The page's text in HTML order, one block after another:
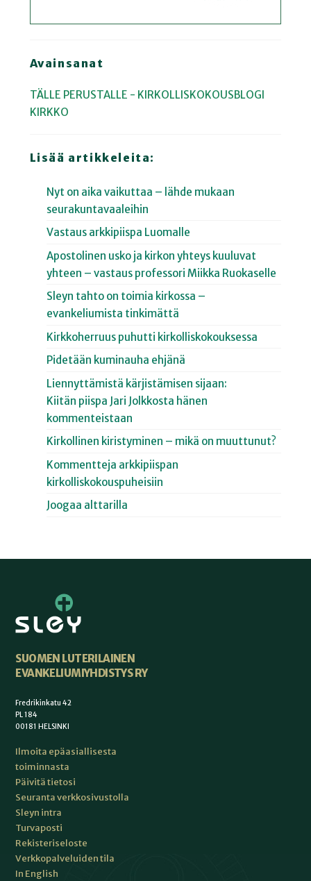
Avainsanat
TÄLLE PERUSTALLE - KIRKOLLISKOKOUSBLOGI
KIRKKO
Lisää artikkeleita:
Nyt on aika vaikuttaa – lähde mukaan
seurakuntavaaleihin
Vastaus arkkipiispa Luomalle
Apostolinen usko ja kirkon yhteys kuuluvat
yhteen – vastaus professori Miikka Ruokaselle
Sleyn tahto on toimia kirkossa –
evankeliumista tinkimättä
Kirkkoherruus puhutti kirkolliskokouksessa
Pidetään kuminauha ehjänä
Liennyttämistä kärjistämisen sijaan:
Kiitän piispa Jari Jolkkosta hänen
kommenteistaan
Kirkollinen kiristyminen – mikä on muuttunut?
Kommentteja arkkipiispan
kirkolliskokouspuheisiin
Joogaa alttarilla
SUOMEN LUTERILAINEN
EVANKELIUMIYHDISTYS RY
Fredrikinkatu 42
PL 184
00181 HELSINKI
Ilmoita epäasiallisesta
toiminnasta
Päivitä tietosi
Seuranta verkkosivustolla
Sleyn intra
Turvaposti
Rekisteriseloste
Verkkopalveluiden tila
In English